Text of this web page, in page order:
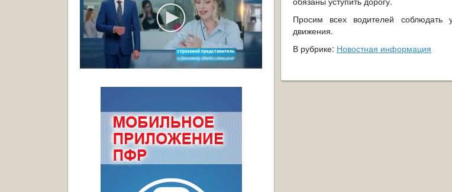
Просим всех водителей соблюдать
движения.
В рубрике: Новостная информация